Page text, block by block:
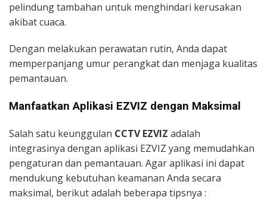
pelindung tambahan untuk menghindari kerusakan
akibat cuaca.
Dengan melakukan perawatan rutin, Anda dapat
memperpanjang umur perangkat dan menjaga kualitas
pemantauan.
Manfaatkan Aplikasi EZVIZ dengan Maksimal
Salah satu keunggulan CCTV EZVIZ adalah
integrasinya dengan aplikasi EZVIZ yang memudahkan
pengaturan dan pemantauan. Agar aplikasi ini dapat
mendukung kebutuhan keamanan Anda secara
maksimal, berikut adalah beberapa tipsnya :